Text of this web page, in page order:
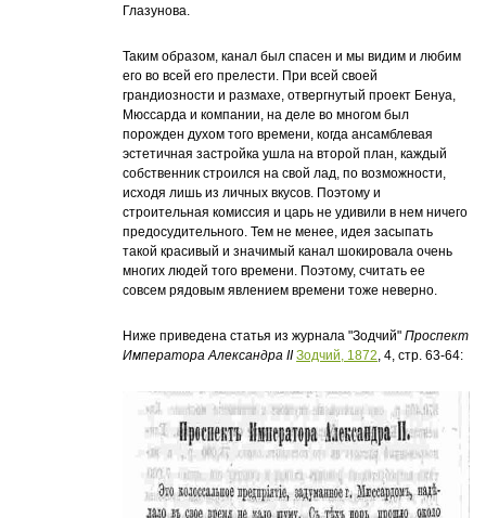
Глазунова.
Таким образом, канал был спасен и мы видим и любим
его во всей его прелести. При всей своей
грандиозности и размахе, отвергнутый проект Бенуа,
Мюссарда и компании, на деле во многом был
порожден духом того времени, когда ансамблевая
эстетичная застройка ушла на второй план, каждый
собственник строился на свой лад, по возможности,
исходя лишь из личных вкусов. Поэтому и
строительная комиссия и царь не удивили в нем ничего
предосудительного. Тем не менее, идея засыпать
такой красивый и значимый канал шокировала очень
многих людей того времени. Поэтому, считать ее
совсем рядовым явлением времени тоже неверно.
Ниже приведена статья из журнала "Зодчий"Проспект
Императора Александра II Зодчий, 1872 , 4, стр. 63-64: